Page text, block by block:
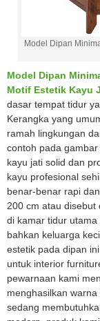
Model Dipan
Model Dipan
Motif Estetik Kayu
dasar tempat tidur
Kerangka yang
ramah lingkungan
contoh pada
kayu jati solid dan
kayu profesional
benar-benar rapi
200 cm atau disebut
di kamar tidur
bahkan keluarga
estetik pada dipan
untuk interior
pewarnaan kami
menghasilkan
sedang